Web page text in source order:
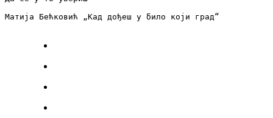
Матија Бећковић „Кад дођеш у било који град“